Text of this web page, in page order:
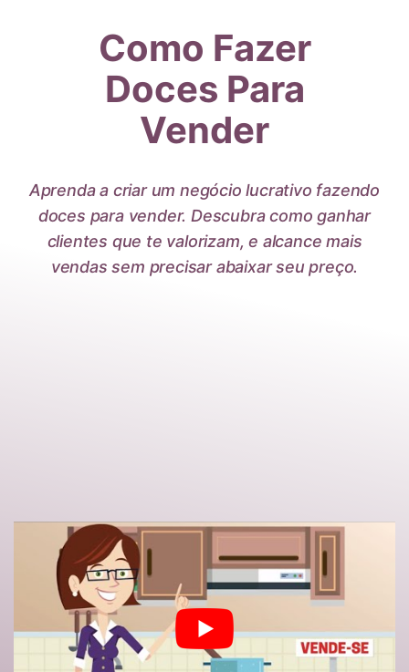
Como Fazer
Doces Para
Vender
Aprenda a criar um negócio lucrativo fazendo
doces para vender. Descubra como ganhar
clientes que te valorizam, e alcance mais
vendas sem precisar abaixar seu preço.